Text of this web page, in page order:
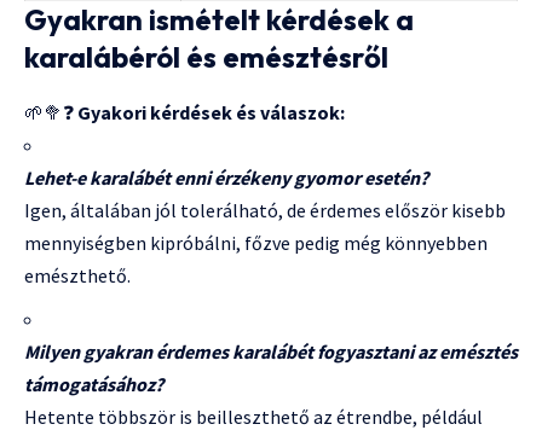
Gyakran ismételt kérdések a
karalábéról és emésztésről
🌱🥦❓ Gyakori kérdések és válaszok:
Lehet-e karalábét enni érzékeny gyomor esetén?
Igen, általában jól tolerálható, de érdemes először kisebb
mennyiségben kipróbálni, főzve pedig még könnyebben
emészthető.
Milyen gyakran érdemes karalábét fogyasztani az emésztés
támogatásához?
Hetente többször is beilleszthető az étrendbe, például